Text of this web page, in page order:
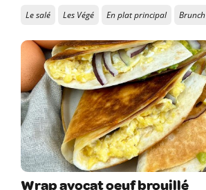
Le salé Les Végé En plat principal Brunch
Wrap avocat oeuf brouillé